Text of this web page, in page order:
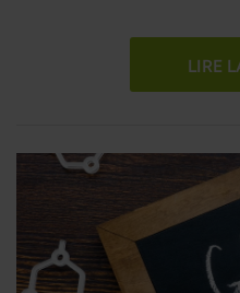
Elle joue un rôle central
cellulaire en participant à la
cellulaires, les lipides et les
dommages oxydatifs.
LIRE